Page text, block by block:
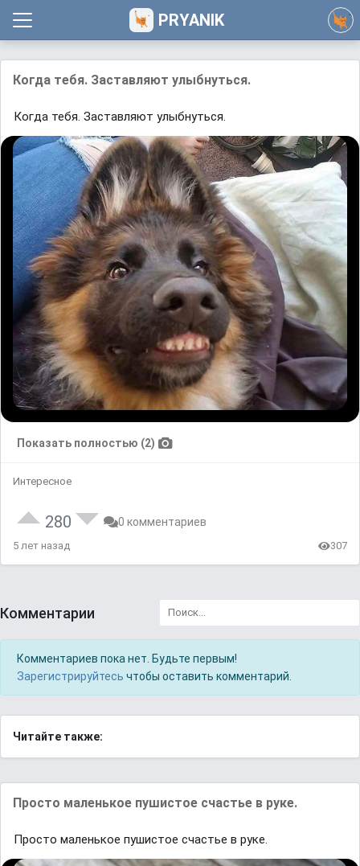
PRYANIK
Когда тебя. Заставляют улыбнуться.
Когда тебя. Заставляют улыбнуться.
Показать полностью (2)
Интересное
280 0 комментариев
5 лет назад 307
Комментарии
Комментариев пока нет. Будьте первым!
Зарегистрируйтесь чтобы оставить комментарий.
Читайте также:
Просто маленькое пушистое счастье в руке.
Просто маленькое пушистое счастье в руке.